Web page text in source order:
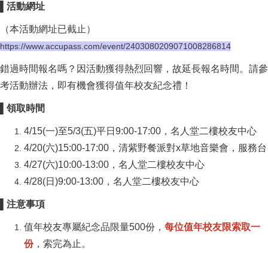
▌活動網址
（本活動網址已截止）
https://www.accupass.com/event/2403080209071008286814
錯過時間報名嗎？因活動獲得熱烈回響，故延長報名時間。請參
考活動辦法，即有機會獲得值年校友紀念禮！
▌領取時間
4/15(一)至5/3(五)平日9:00-17:00，名人堂二樓校友中心
4/20(六)15:00-17:00，清紫野餐派對x草地音樂會，服務台
4/27(六)10:00-13:00，名人堂二樓校友中心
4/28(日)9:00-13:00，名人堂二樓校友中心
▌注意事項
值年校友專屬紀念品限量500份， 每位值年校友限索取一
份，索完為止。